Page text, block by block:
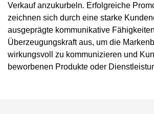
Verkauf anzukurbeln. Erfolgreiche
zeichnen sich durch eine starke
ausgeprägte kommunikative
Überzeugungskraft aus, um die
wirkungsvoll zu kommunizieren und
beworbenen Produkte oder